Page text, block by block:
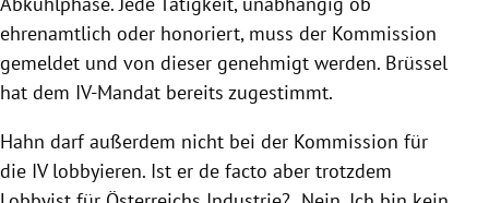
ehrenamtlich oder honoriert, muss der Kommission
gemeldet und von dieser genehmigt werden. Brüssel
hat dem IV-Mandat bereits zugestimmt.
Hahn darf außerdem nicht bei der Kommission für
die IV lobbyieren. Ist er de facto aber trotzdem